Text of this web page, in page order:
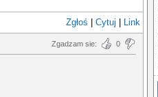
Zgłoś Cytuj Link
Zgadzam sie: 0